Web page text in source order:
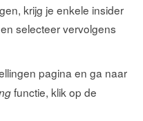
krijg je enkele insider
selecteer vervolgens
pagina en ga naar
functie, klik op de